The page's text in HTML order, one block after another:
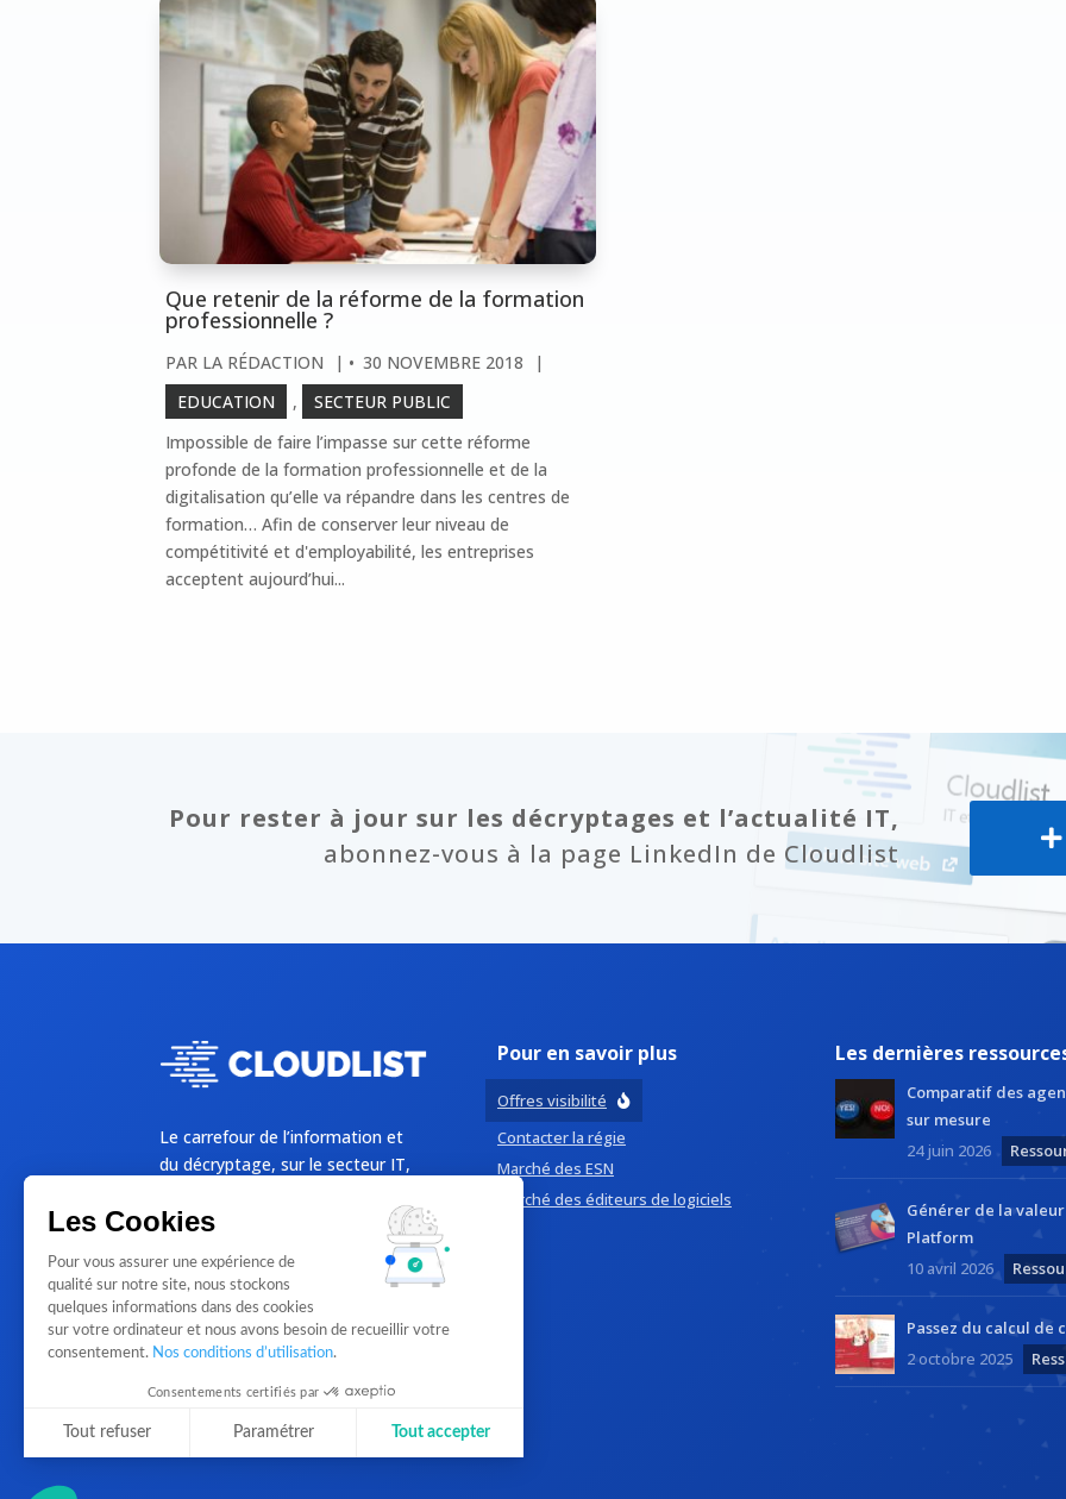
Que retenir de la réforme de la formation
professionnelle ?
PAR LA RÉDACTION | 30 NOVEMBRE 2018
|
EDUCATION
,
SECTEUR PUBLIC
Impossible de faire l’impasse sur cette réforme
profonde de la formation professionnelle et de la
digitalisation qu’elle va répandre dans les centres de
formation… Afin de conserver leur niveau de
compétitivité et d'employabilité, les entreprises
acceptent aujourd’hui...
Pour rester à jour sur les décryptages et l’actualité IT,
abonnez-vous à la page LinkedIn de Cloudlist
Le carrefour de l’information et
du décryptage, sur le secteur IT,
pour les PME et Grands comptes
Pour en savoir plus
Offres visibilité
Contacter la régie
Marché des ESN
Marché des éditeurs de logiciels
Les dernières
Comparatif des
sur mesure
24 juin 2026
Générer de la
Platform
10 avril 2026
Passez du calcul de
2 octobre 2025
Les Cookies
Pour vous assurer une expérience de
qualité sur notre site, nous stockons
quelques informations dans des cookies
sur votre ordinateur et nous avons besoin de recueillir votre
consentement. Nos conditions d’utilisation.
Consentements certifiés par
Tout refuser Paramétrer Tout accepter